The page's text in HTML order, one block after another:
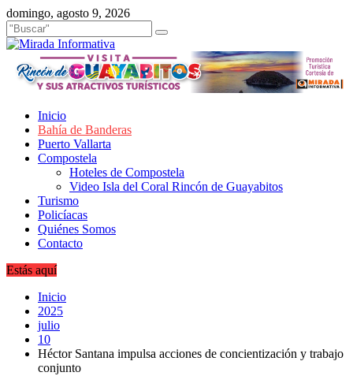
Saltar
al
contenido
domingo, agosto 9, 2026
Inicio
Bahía de Banderas
Puerto Vallarta
Compostela
Hoteles de Compostela
Video Isla del Coral Rincón de Guayabitos
Turismo
Policíacas
Quiénes Somos
Contacto
Estás aquí
Inicio
2025
julio
10
Héctor Santana impulsa acciones de concientización y trabajo
conjunto